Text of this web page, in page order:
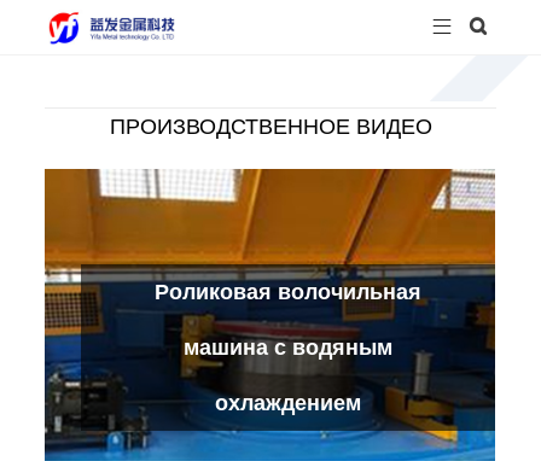
 
ПРОИЗВОДСТВЕННОЕ ВИДЕО
Роликовая волочильная
машина с водяным
охлаждением